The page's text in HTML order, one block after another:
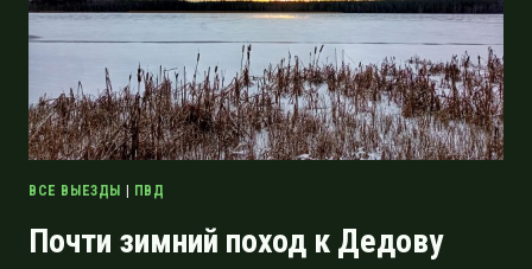
ВСЕ ВЫЕЗДЫ | ПВД
Почти зимний поход к Дедову